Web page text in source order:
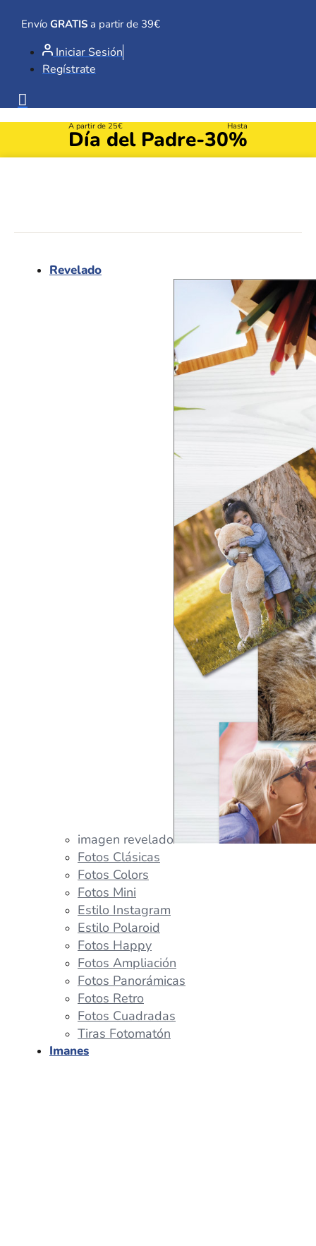
contenido
Envío GRATIS a partir de 39€
Iniciar Sesión
Regístrate
A partir de 25€
Día del Padre
Hasta
-30%
Revelado
imagen revelado
Fotos Clásicas
Fotos Colors
Fotos Mini
Estilo Instagram
Estilo Polaroid
Fotos Happy
Fotos Ampliación
Fotos Panorámicas
Fotos Retro
Fotos Cuadradas
Tiras Fotomatón
Imanes